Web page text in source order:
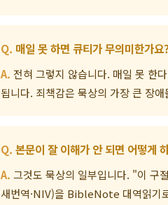
매일 못 하면 큐티가 무의미한가요
전혀 그렇지 않습니다. 매일 못 한
됩니다. 죄책감은 묵상의 가장 큰 장애
본문이 잘 이해가 안 되면 어떻게
그것도 묵상의 일부입니다. "이 구
새번역·NIV)을 BibleNote 대역읽기